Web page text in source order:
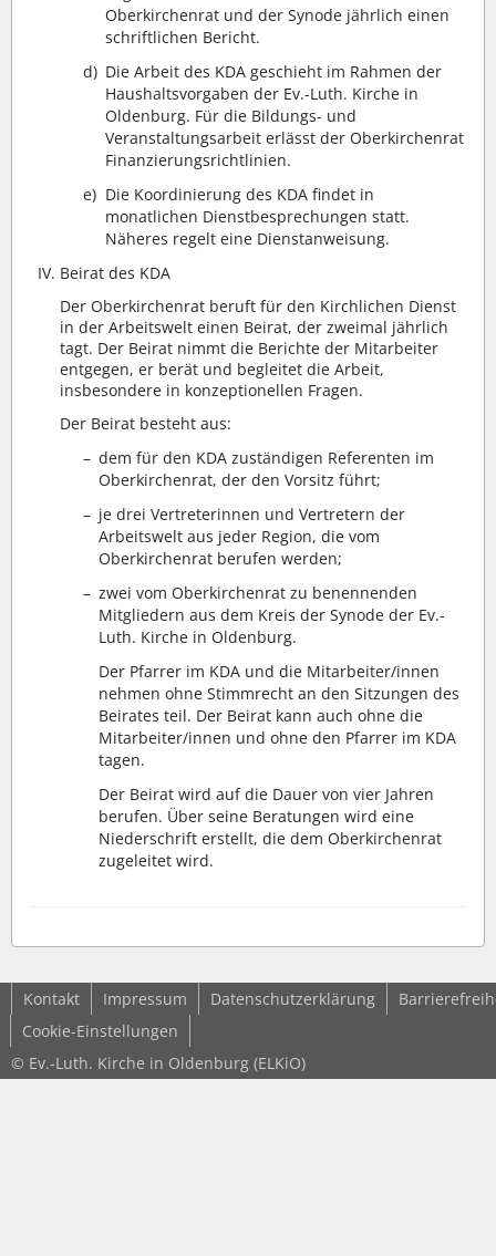
Oberkirchenrat und der Synode jährlich einen
schriftlichen Bericht.
d) Die Arbeit des KDA geschieht im Rahmen der
Haushaltsvorgaben der Ev.-Luth. Kirche in
Oldenburg. Für die Bildungs- und
Veranstaltungsarbeit erlässt der Oberkirchenrat
Finanzierungsrichtlinien.
e) Die Koordinierung des KDA findet in
monatlichen Dienstbesprechungen statt.
Näheres regelt eine Dienstanweisung.
Beirat des KDA
Der Oberkirchenrat beruft für den Kirchlichen Dienst
in der Arbeitswelt einen Beirat, der zweimal jährlich
tagt. Der Beirat nimmt die Berichte der Mitarbeiter
entgegen, er berät und begleitet die Arbeit,
insbesondere in konzeptionellen Fragen.
Der Beirat besteht aus:
– dem für den KDA zuständigen Referenten im
Oberkirchenrat, der den Vorsitz führt;
– je drei Vertreterinnen und Vertretern der
Arbeitswelt aus jeder Region, die vom
Oberkirchenrat berufen werden;
– zwei vom Oberkirchenrat zu benennenden
Mitgliedern aus dem Kreis der Synode der Ev.-
Luth. Kirche in Oldenburg.
Der Pfarrer im KDA und die Mitarbeiter/innen
nehmen ohne Stimmrecht an den Sitzungen des
Beirates teil. Der Beirat kann auch ohne die
Mitarbeiter/innen und ohne den Pfarrer im KDA
tagen.
Der Beirat wird auf die Dauer von vier Jahren
berufen. Über seine Beratungen wird eine
Niederschrift erstellt, die dem Oberkirchenrat
zugeleitet wird.
Kontakt Impressum Datenschutzerklärung
Cookie-Einstellungen
© Ev.-Luth. Kirche in Oldenburg (ELKiO)